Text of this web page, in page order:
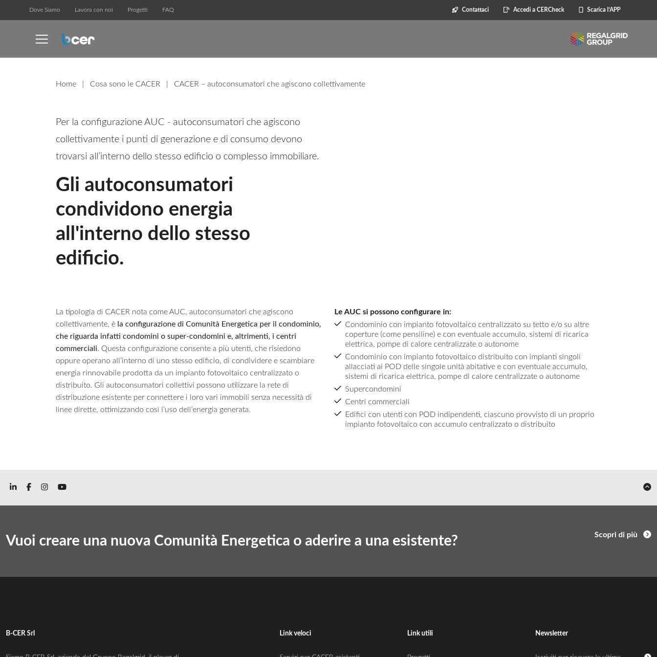
Dove Siamo Lavora con noi Progetti FAQ Contattaci Accedi a CERCheck Scarica l’APP
Home Cosa sono le CACER CACER – autoconsumatori che agiscono collettivamente
Per la configurazione AUC - autoconsumatori che agiscono
collettivamente i punti di generazione e di consumo devono
trovarsi all’interno dello stesso edificio o complesso immobiliare.
Gli autoconsumatori
condividono energia
all'interno dello stesso
edificio.
La tipologia di CACER nota come AUC, autoconsumatori che agiscono
collettivamente, è la configurazione di Comunità Energetica per il condominio,
che riguarda infatti condomini o super-condomini e, altrimenti, i centri
commerciali. Questa configurazione consente a più utenti, che risiedono
oppure operano all’interno di uno stesso edificio, di condividere e scambiare
energia rinnovabile prodotta da un impianto fotovoltaico centralizzato o
distribuito. Gli autoconsumatori collettivi possono utilizzare la rete di
distribuzione esistente per connettere i loro vari immobili senza necessità di
linee dirette, ottimizzando così l’uso dell’energia generata.
Le AUC si possono configurare in:
Condominio con impianto fotovoltaico centralizzato su tetto e/o su altre
coperture (come pensiline) e con eventuale accumulo, sistemi di ricarica
elettrica, pompe di calore centralizzate o autonome
Condominio con impianto fotovoltaico distribuito con impianti singoli
allacciati ai POD delle singole unità abitative e con eventuale accumulo,
sistemi di ricarica elettrica, pompe di calore centralizzate o autonome
Supercondomìni
Centri commerciali
Edifici con utenti con POD indipendenti, ciascuno provvisto di un proprio
impianto fotovoltaico con accumulo centralizzato o distribuito
Vuoi creare una nuova Comunità Energetica o aderire a una esistente? Scopri di più
B-CER Srl Link veloci Link utili Newsletter